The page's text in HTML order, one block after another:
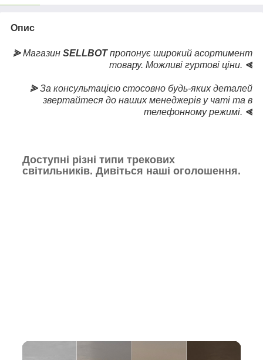
Опис
Доступні різні типи трекових
світильників. Дивіться наші оголошення.
⪢ Магазин SELLBOTпропонує широкий асортимент
товару. Можливі гуртові ціни. ⪡
⪢ За консультацією стосовно будь-яких деталей
звертайтеся до наших менеджерів у чаті та в
телефонному режимі. ⪡